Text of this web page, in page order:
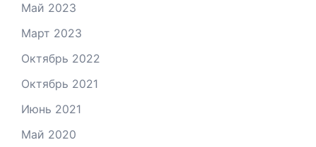
Май 2023
Март 2023
Октябрь 2022
Октябрь 2021
Июнь 2021
Май 2020